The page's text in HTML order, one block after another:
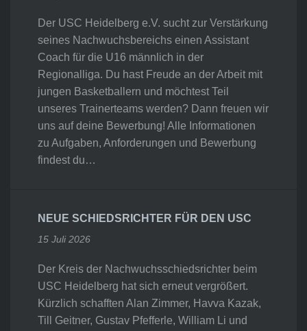
Der USC Heidelberg e.V. sucht zur Verstärkung
seines Nachwuchsbereichs einen Assistant
Coach für die U16 männlich in der
Regionalliga. Du hast Freude an der Arbeit mit
jungen Basketballern und möchtest Teil
unseres Trainerteams werden? Dann freuen wir
uns auf deine Bewerbung! Alle Informationen
zu Aufgaben, Anforderungen und Bewerbung
findest du…
NEUE SCHIEDSRICHTER FÜR DEN USC
15 Juli 2026
Der Kreis der Nachwuchsschiedsrichter beim
USC Heidelberg hat sich erneut vergrößert.
Kürzlich schafften Alan Zimmer, Havva Kazak,
Till Geitner, Gustav Pfefferle, William Li und